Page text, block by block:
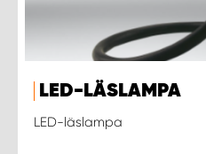
LED-LÄSLAMPA
LED-läslampa